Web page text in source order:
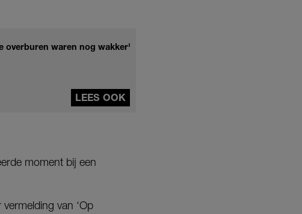
overburen waren nog wakker'
LEES OOK
moment bij een
van ‘Op